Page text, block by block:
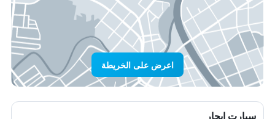
اعرض على الخريطة
سيارت ايجار